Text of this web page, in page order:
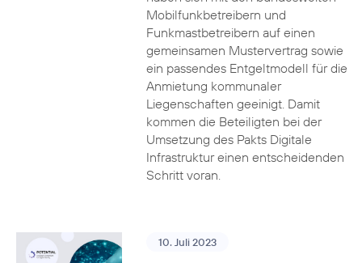
Mobilfunkbetreibern und
Funkmastbetreibern auf einen
gemeinsamen Mustervertrag sowie
ein passendes Entgeltmodell für die
Anmietung kommunaler
Liegenschaften geeinigt. Damit
kommen die Beteiligten bei der
Umsetzung des Pakts Digitale
Infrastruktur einen entscheidenden
Schritt voran.
10. Juli 2023